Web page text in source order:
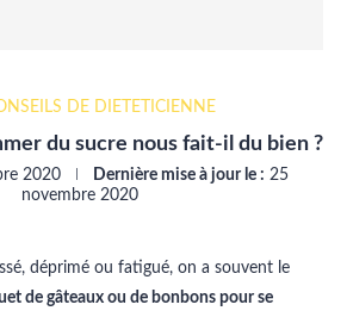
DE DIÉTÉTICIENNE
du sucre nous fait-il du bien ?
2020 Dernière mise à jour le : 25
novembre 2020
déprimé ou fatigué, on a souvent le
de gâteaux ou de bonbons pour se